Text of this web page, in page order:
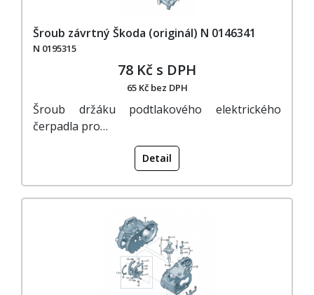
Šroub závrtný Škoda (originál) N 0146341
N 0195315
78 Kč s DPH
65 Kč bez DPH
Šroub držáku podtlakového elektrického
čerpadla pro…
Detail